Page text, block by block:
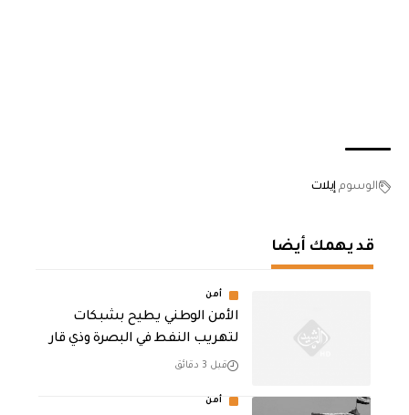
الوسوم إيلات
قد يهمك أيضا
أمن
الأمن الوطني يطيح بشبكات
لتهريب النفط في البصرة وذي قار
قبل 3 دقائق
أمن